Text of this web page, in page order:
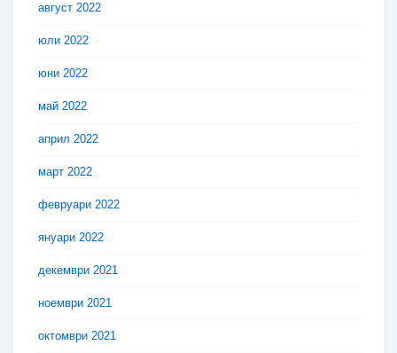
август 2022
юли 2022
юни 2022
май 2022
април 2022
март 2022
февруари 2022
януари 2022
декември 2021
ноември 2021
октомври 2021